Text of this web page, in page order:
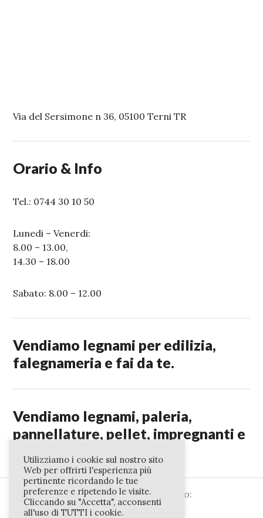
Via del Sersimone n 36, 05100 Terni TR
Orario & Info
Tel.: 0744 30 10 50
Lunedi – Venerdi:
8.00 – 13.00,
14.30 – 18.00
Sabato: 8.00 – 12.00
Vendiamo legnami per edilizia,
falegnameria e fai da te.
Vendiamo legnami, paleria,
pannellature, pellet, impregnanti e
Vieni a trovarci o contattaci al Numero:
0744/301050 o all' indirizzo e-mail:
Utilizziamo i cookie sul nostro sito
Web per offrirti l'esperienza più
pertinente ricordando le tue
preferenze e ripetendo le visite.
Cliccando su "Accetta", acconsenti
all'uso di TUTTI i cookie.